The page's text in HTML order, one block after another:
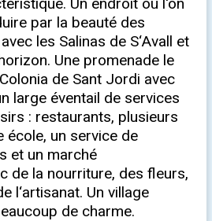
par la beauté des
les Salinas de S‘Avall et
Une promenade le
de Sant Jordi avec
large éventail de services
: restaurants, plusieurs
école, un service de
et un marché
de la nourriture, des fleurs,
l‘artisanat. Un village
de charme.